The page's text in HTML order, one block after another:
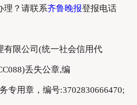
齐鲁晚报登报挂失流程
理？请联系齐鲁晚报登报电话
限公司(统一社会信用代
丢失公章,编
专用章，编号:3702830666470;